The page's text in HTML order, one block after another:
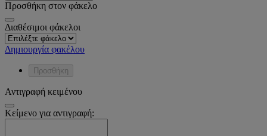
Προσθήκη στον φάκελο
Διαθέσιμοι φάκελοι
Δημιουργία φακέλου
Προσθήκη
Αντιγραφή κειμένου
Κείμενο για αντιγραφή: